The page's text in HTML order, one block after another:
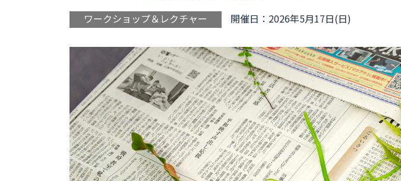
ワークショップ＆レクチャー 開催日：2026年5月17日(日)